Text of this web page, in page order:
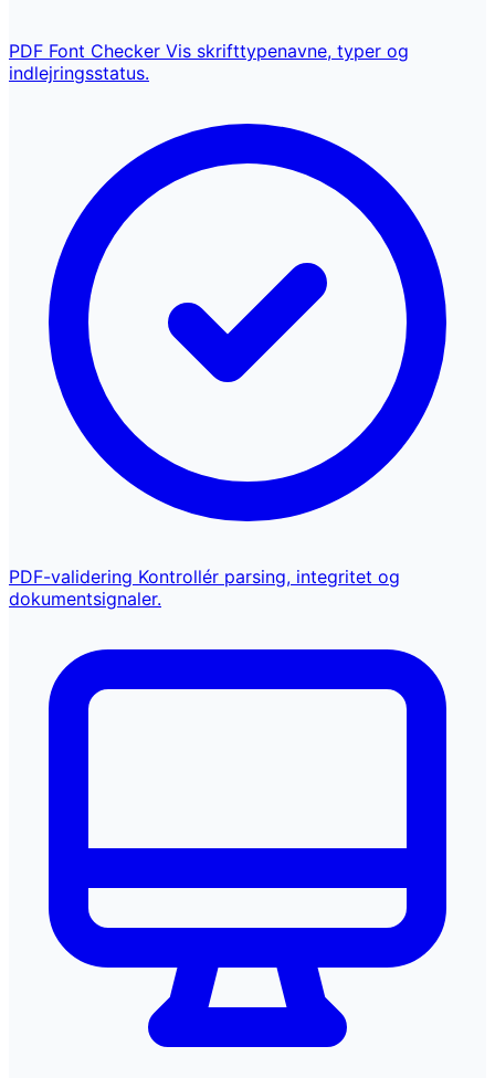
PDF Font Checker Vis skrifttypenavne, typer og
indlejringsstatus.
PDF-validering Kontrollér parsing, integritet og
dokumentsignaler.